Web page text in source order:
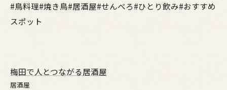
#鳥料理#焼き鳥#居酒屋#せんべろ#ひとり飲み#おすすめ
スポット
梅田で人とつながる居酒屋
居酒屋